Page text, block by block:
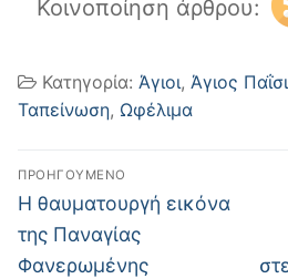
Κοινοποίηση άρθρου:
Κατηγορία: Άγιοι, Άγιος
Ταπείνωση, Ωφέλιμα
Πλοήγηση
άρθρων
ΠΡΟΗΓΟΎΜΕΝΟ
Προηγούμενο
άρθρο:
Η θαυματουργή εικόνα
της Παναγίας
Φανερωμένης